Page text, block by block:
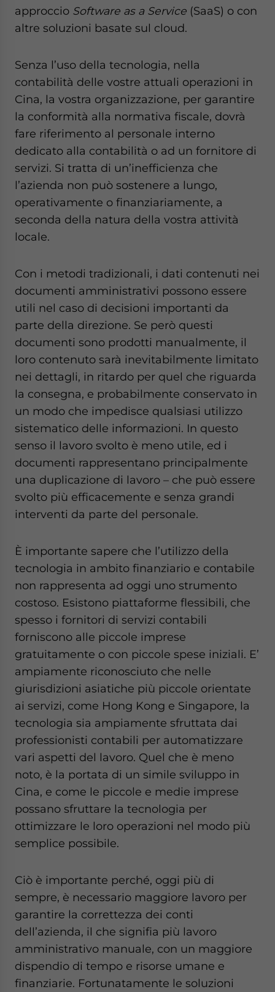
approccio Software as a Service (SaaS) o con
altre soluzioni basate sul cloud.
Senza l’uso della tecnologia, nella
contabilità delle vostre attuali operazioni in
Cina, la vostra organizzazione, per garantire
la conformità alla normativa fiscale, dovrà
fare riferimento al personale interno
dedicato alla contabilità o ad un fornitore di
servizi. Si tratta di un’inefficienza che
l’azienda non può sostenere a lungo,
operativamente o finanziariamente, a
seconda della natura della vostra attività
locale.
Con i metodi tradizionali, i dati contenuti nei
documenti amministrativi possono essere
utili nel caso di decisioni importanti da
parte della direzione. Se però questi
documenti sono prodotti manualmente, il
loro contenuto sarà inevitabilmente limitato
nei dettagli, in ritardo per quel che riguarda
la consegna, e probabilmente conservato in
un modo che impedisce qualsiasi utilizzo
sistematico delle informazioni. In questo
senso il lavoro svolto è meno utile, ed i
documenti rappresentano principalmente
una duplicazione di lavoro – che può essere
svolto più efficacemente e senza grandi
interventi da parte del personale.
È importante sapere che l’utilizzo della
tecnologia in ambito finanziario e contabile
non rappresenta ad oggi uno strumento
costoso. Esistono piattaforme flessibili, che
spesso i fornitori di servizi contabili
forniscono alle piccole imprese
gratuitamente o con piccole spese iniziali. E’
ampiamente riconosciuto che nelle
giurisdizioni asiatiche più piccole orientate
ai servizi, come Hong Kong e Singapore, la
tecnologia sia ampiamente sfruttata dai
professionisti contabili per automatizzare
vari aspetti del lavoro. Quel che è meno
noto, è la portata di un simile sviluppo in
Cina, e come le piccole e medie imprese
possano sfruttare la tecnologia per
ottimizzare le loro operazioni nel modo più
semplice possibile.
Ciò è importante perché, oggi più di
sempre, è necessario maggiore lavoro per
garantire la correttezza dei conti
dell’azienda, il che signifia più lavoro
amministrativo manuale, con un maggiore
dispendio di tempo e risorse umane e
finanziarie. Fortunatamente le soluzioni
website. Please send me business news and updates
for Asia!